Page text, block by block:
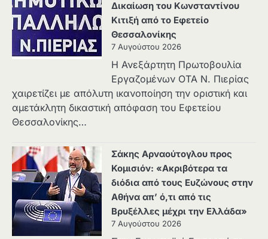
Δικαίωση του Κωνσταντίνου
Κιτιξή από το Εφετείο
Θεσσαλονίκης
7 Αυγούστου 2026
Η Ανεξάρτητη Πρωτοβουλία
Εργαζομένων ΟΤΑ Ν. Πιερίας
χαιρετίζει με απόλυτη ικανοποίηση την οριστική και
αμετάκλητη δικαστική απόφαση του Εφετείου
Θεσσαλονίκης…
Σάκης Αρναούτογλου προς
Κομισιόν: «Ακριβότερα τα
διόδια από τους Ευζώνους στην
Αθήνα απ’ ό,τι από τις
Βρυξέλλες μέχρι την Ελλάδα»
7 Αυγούστου 2026